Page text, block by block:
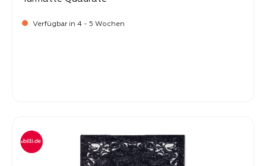
Verfügbar in 4 - 5 Wochen